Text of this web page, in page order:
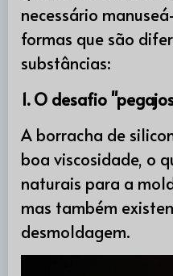
necessário
formas que são
substâncias:
1. O desafio
A borracha de
boa viscosidade, o
naturais para a
mas também
desmoldagem.